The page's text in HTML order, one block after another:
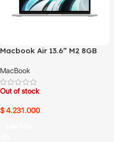
Macbook Air 13.6” M2 8GB
MacBook
Out of stock
$4.231.000